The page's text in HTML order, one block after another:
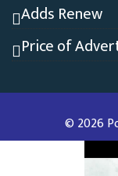
Adds Renew
Price of
© 2026